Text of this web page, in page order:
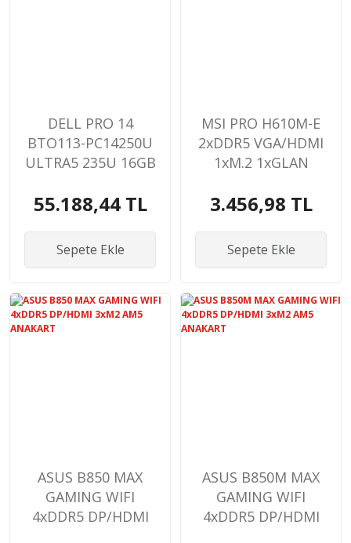
DELL PRO 14
BTO113-PC14250U
ULTRA5 235U 16GB
FREEDOS
55.188,44 TL
Sepete Ekle
MSI PRO H610M-E
2xDDR5 VGA/HDMI
1xM.2 1xGLAN
3.456,98 TL
Sepete Ekle
ASUS B850 MAX
GAMING WIFI
4xDDR5 DP/HDMI
ASUS B850M MAX
GAMING WIFI
4xDDR5 DP/HDMI